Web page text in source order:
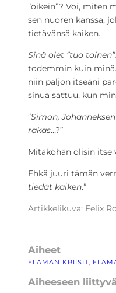
”oikein”? Voi, miten
sen nuoren kanssa,
tietävänsä kaiken.
Sinä olet ”tuo toinen”.
todemmin kuin
niin paljon itseäni
sinua sattuu, kun
”Simon,
rakas…?”
Mitäköhän olisin itse
Ehkä juuri tämän
tiedät kaiken.”
Artikkelikuva: Felix
Aiheet
ELÄMÄN KRIISIT
Aiheeseen